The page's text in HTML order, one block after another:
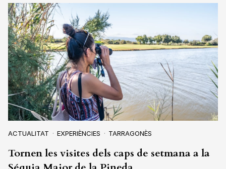
ACTUALITAT EXPERIÈNCIES TARRAGONÈS
Tornen les visites dels caps de setmana a la